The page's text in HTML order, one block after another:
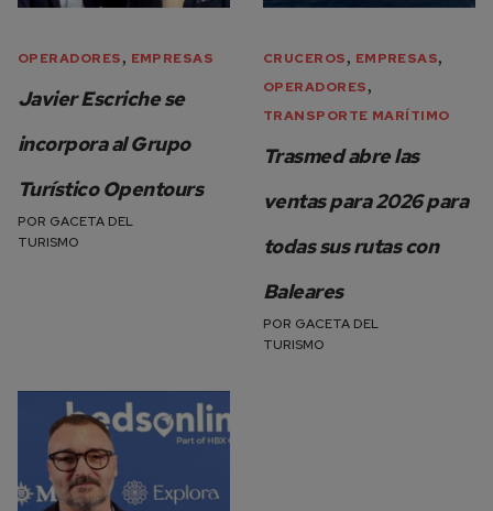
OPERADORES, EMPRESAS
Javier Escriche se
incorpora al Grupo
Turístico Opentours
POR GACETA DEL
TURISMO
CRUCEROS, EMPRESAS,
OPERADORES,
TRANSPORTE MARÍTIMO
Trasmed abre las
ventas para 2026 para
todas sus rutas con
Baleares
POR GACETA DEL
TURISMO